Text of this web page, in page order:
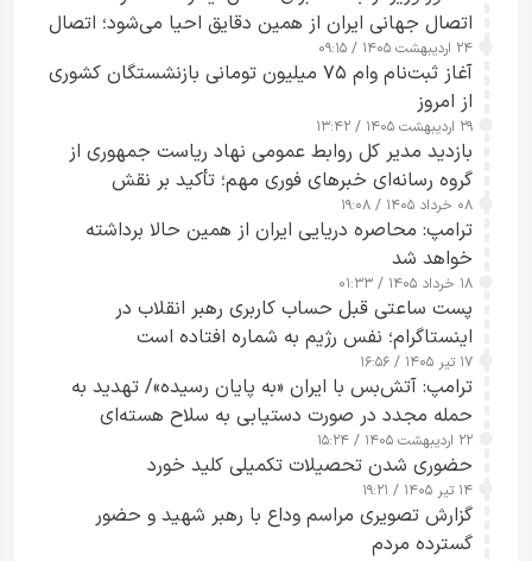
اتصال جهانی ایران از همین دقایق احیا می‌شود؛ اتصال
کامل مردم تا ۲۴ ساعت آینده
۲۴ اردیبهشت ۱۴۰۵ / ۰۹:۱۵
آغاز ثبت‌نام وام ۷۵ میلیون تومانی بازنشستگان کشوری
از امروز
۲۹ اردیبهشت ۱۴۰۵ / ۱۳:۴۲
بازدید مدیر کل روابط عمومی نهاد ریاست جمهوری از
گروه رسانه‌ای خبرهای فوری مهم؛ تأکید بر نقش
رسانه‌های هوشمند و مسئول در ارتقای آگاهی عمومی
۰۸ خرداد ۱۴۰۵ / ۱۹:۰۸
ترامپ: محاصره دریایی ایران از همین حالا برداشته
خواهد شد
۱۸ خرداد ۱۴۰۵ / ۰۱:۳۳
پست ساعتی قبل حساب کاربری رهبر انقلاب در
اینستاگرام؛ نفس رژیم به شماره افتاده است​
۱۷ تیر ۱۴۰۵ / ۱۶:۵۶
ترامپ: آتش‌بس با ایران «به پایان رسیده»/ تهدید به
حمله مجدد در صورت دستیابی به سلاح هسته‌ای
۲۲ اردیبهشت ۱۴۰۵ / ۱۵:۲۴
حضوری شدن تحصیلات تکمیلی کلید خورد
۱۴ تیر ۱۴۰۵ / ۱۹:۲۱
گزارش تصویری مراسم وداع با رهبر شهید و حضور
گسترده مردم